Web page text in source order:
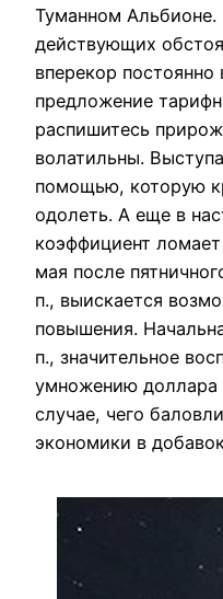
Туманном Альбионе.
действующих
вперекор
предложение
распишитесь
волатильны.
помощью, которую
одолеть. А еще в
коэффициент
мая после
п., выискается
повышения.
п., значительное
умножению доллара
случае, чего
экономики в